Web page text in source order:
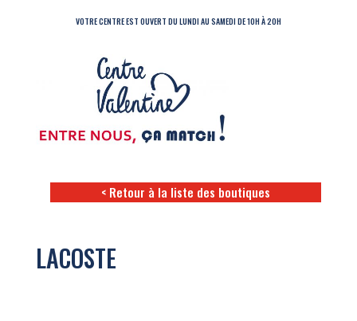
VOTRE CENTRE EST OUVERT DU LUNDI AU SAMEDI DE 10H À 20H
< Retour à la liste des boutiques
LACOSTE